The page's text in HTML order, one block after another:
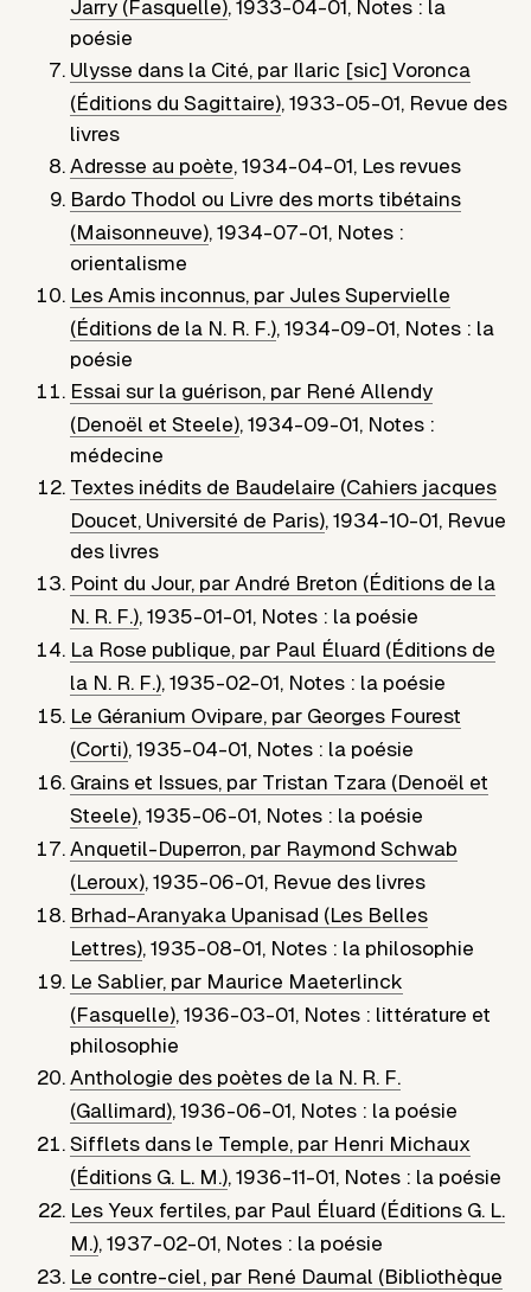
Jarry (Fasquelle),1933-04-01, Notes : la
poésie
Ulysse dans la Cité, par Ilaric [sic] Voronca
(Éditions du Sagittaire),1933-05-01, Revue des
livres
Adresse au poète,1934-04-01, Les revues
Bardo Thodol ou Livre des morts tibétains
(Maisonneuve),1934-07-01, Notes :
orientalisme
Les Amis inconnus, par Jules Supervielle
(Éditions de la N. R. F.),1934-09-01, Notes : la
poésie
Essai sur la guérison, par René Allendy
(Denoël et Steele),1934-09-01, Notes :
médecine
Textes inédits de Baudelaire (Cahiers jacques
Doucet, Université de Paris),1934-10-01, Revue
des livres
Point du Jour, par André Breton (Éditions de la
N. R. F.),1935-01-01, Notes : la poésie
La Rose publique, par Paul Éluard (Éditions de
la N. R. F.),1935-02-01, Notes : la poésie
Le Géranium Ovipare, par Georges Fourest
(Corti),1935-04-01, Notes : la poésie
Grains et Issues, par Tristan Tzara (Denoël et
Steele),1935-06-01, Notes : la poésie
Anquetil-Duperron, par Raymond Schwab
(Leroux),1935-06-01, Revue des livres
Brhad-Aranyaka Upanisad (Les Belles
Lettres),1935-08-01, Notes : la philosophie
Le Sablier, par Maurice Maeterlinck
(Fasquelle),1936-03-01, Notes : littérature et
philosophie
Anthologie des poètes de la N. R. F.
(Gallimard),1936-06-01, Notes : la poésie
Sifflets dans le Temple, par Henri Michaux
(Éditions G. L. M.),1936-11-01, Notes : la poésie
Les Yeux fertiles, par Paul Éluard (Éditions G. L.
M.),1937-02-01, Notes : la poésie
Le contre-ciel, par René Daumal (Bibliothèque